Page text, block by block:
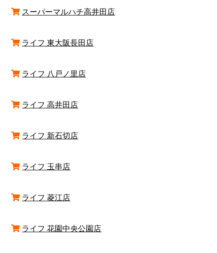
スーパーマルハチ高井田店
ライフ 東大阪長田店
ライフ 八戸ノ里店
ライフ 高井田店
ライフ 新石切店
ライフ 玉串店
ライフ 菱江店
ライフ 花園中央公園店